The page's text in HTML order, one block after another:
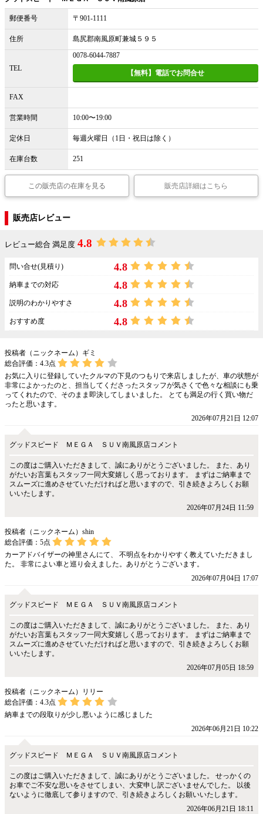
郵便番号 〒901-1111
住所 島尻郡南風原町兼城５９５
TEL
0078-6044-7887
【無料】電話でお問合せ
FAX
営業時間 10:00〜19:00
定休日 毎週火曜日（1日・祝日は除く）
在庫台数 251
この販売店の在庫を見る 販売店詳細はこちら
販売店レビュー
レビュー総合 満足度 4.8
問い合せ(見積り) 4.8
納車までの対応 4.8
説明のわかりやすさ 4.8
おすすめ度 4.8
投稿者（ニックネーム）ギミ
総合評価： 4.3点
お気に入りに登録していたクルマの下見のつもりで来店しましたが、車の状態が
非常によかったのと、担当してくださったスタッフが気さくで色々な相談にも乗
ってくれたので、そのまま即決してしまいました。 とても満足の行く買い物だ
ったと思います。
2026年07月21日 12:07
グッドスピード ＭＥＧＡ ＳＵＶ南風原店コメント
この度はご購入いただきまして、誠にありがとうございました。 また、あり
がたいお言葉もスタッフ一同大変嬉しく思っております。 まずはご納車まで
スムーズに進めさせていただければと思いますので、引き続きよろしくお願
いいたします。
2026年07月24日 11:59
投稿者（ニックネーム）shin
総合評価： 5点
カーアドバイザーの神里さんにて、 不明点をわかりやすく教えていただきまし
た。 非常によい車と巡り会えました。ありがとうございます。
2026年07月04日 17:07
グッドスピード ＭＥＧＡ ＳＵＶ南風原店コメント
この度はご購入いただきまして、誠にありがとうございました。 また、あり
がたいお言葉もスタッフ一同大変嬉しく思っております。 まずはご納車まで
スムーズに進めさせていただければと思いますので、引き続きよろしくお願
いいたします。
2026年07月05日 18:59
投稿者（ニックネーム）リリー
総合評価： 4.3点
納車までの段取りが少し悪いように感じました
2026年06月21日 10:22
グッドスピード ＭＥＧＡ ＳＵＶ南風原店コメント
この度はご購入いただきまして、誠にありがとうございました。 せっかくの
お車でご不安な思いをさせてしまい、大変申し訳ございませんでした。 以後
ないように徹底して参りますので、引き続きよろしくお願いいたします。
2026年06月21日 18:11